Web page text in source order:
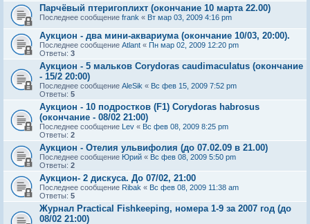
Парчёвый птеригоплихт (окончание 10 марта 22.00)
Последнее сообщение frank « Вт мар 03, 2009 4:16 pm
Аукцион - два мини-аквариума (окончание 10/03, 20:00).
Последнее сообщение Atlant « Пн мар 02, 2009 12:20 pm
Ответы: 3
Аукцион - 5 мальков Corydoras caudimaculatus (окончание
- 15/2 20:00)
Последнее сообщение AleSik « Вс фев 15, 2009 7:52 pm
Ответы: 5
Аукцион - 10 подростков (F1) Corydoras habrosus
(окончание - 08/02 21:00)
Последнее сообщение Lev « Вс фев 08, 2009 8:25 pm
Ответы: 2
Аукцион - Отелия ульвифолия (до 07.02.09 в 21.00)
Последнее сообщение Юрий « Вс фев 08, 2009 5:50 pm
Ответы: 2
Аукцион- 2 дискуса. До 07/02, 21:00
Последнее сообщение Ribak « Вс фев 08, 2009 11:38 am
Ответы: 5
Журнал Practical Fishkeeping, номера 1-9 за 2007 год (до
08/02 21:00)